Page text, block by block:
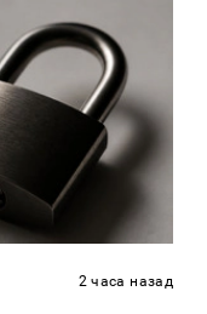
2 часа назад